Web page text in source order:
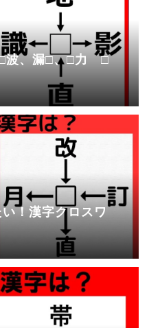
□波、漏□、□力 □
！漢字クロスワ